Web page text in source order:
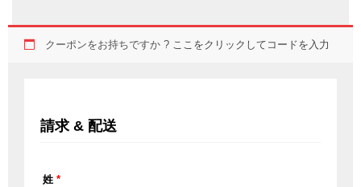
クーポンをお持ちですか ? ここをクリックしてコードを入力
請求 & 配送
姓 *